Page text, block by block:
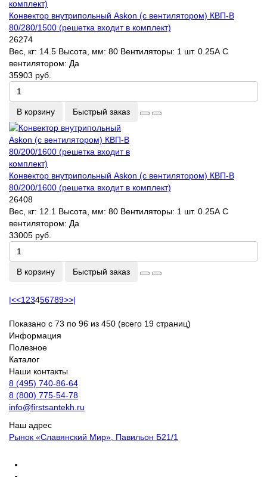
Конвектор внутрипольный Askon (с вентилятором) КВП-В
80/280/1500 (решетка входит в комплект)
26274
Вес, кг: 14.5 Высота, мм: 80 Вентиляторы: 1 шт. 0.25А С
вентилятором: Да
35903 руб.
В корзину Быстрый заказ
Конвектор внутрипольный Askon (с вентилятором) КВП-В
80/200/1600 (решетка входит в комплект)
26408
Вес, кг: 12.1 Высота, мм: 80 Вентиляторы: 1 шт. 0.25А С
вентилятором: Да
33005 руб.
В корзину Быстрый заказ
|<<1 23456789>>|
Показано с 73 по 96 из 450 (всего 19 страниц)
Информация
Полезное
Каталог
Наши контакты
8 (495) 740-86-64
8 (800) 775-54-78
info@firstsantekh.ru
Наш адрес
Рынок «Славянский Мир», Павильон Б21/1